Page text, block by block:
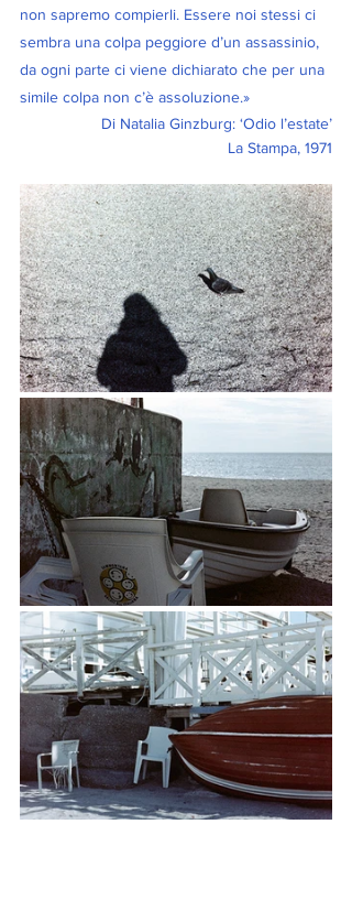
non sapremo compierli. Essere noi stessi ci
sembra una colpa peggiore d’un assassinio,
da ogni parte ci viene dichiarato che per una
simile colpa non c’è assoluzione.»
Di Natalia Ginzburg: ‘Odio l’estate’
La Stampa, 1971